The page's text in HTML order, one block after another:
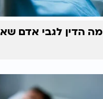
מה הדין לגבי אדם